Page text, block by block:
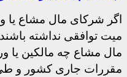
اگر شرکای مال مشاع یا
میت توافقی نداشته
مال مشاع چه مالکین یا
مقررات جاری کشور و